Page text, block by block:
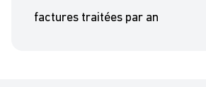
factures traitées par an